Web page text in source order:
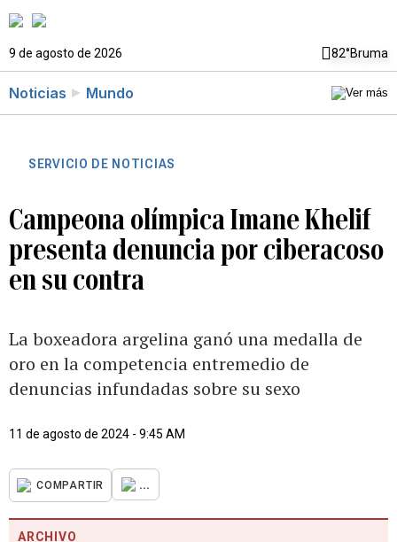
9 de agosto de 2026 82°Bruma
Noticias Mundo
SERVICIO DE NOTICIAS
Campeona olímpica Imane Khelif
presenta denuncia por ciberacoso
en su contra
La boxeadora argelina ganó una medalla de
oro en la competencia entremedio de
denuncias infundadas sobre su sexo
11 de agosto de 2024 - 9:45 AM
COMPARTIR ...
ARCHIVO